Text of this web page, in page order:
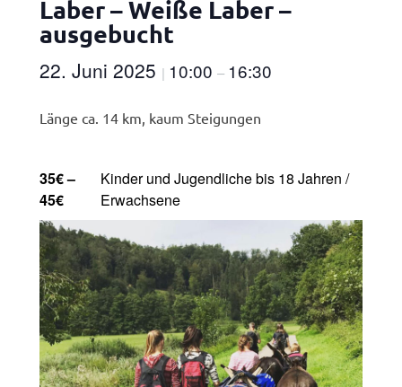
Laber – Weiße Laber –
ausgebucht
22. Juni 2025 | 10:00 – 16:30
Länge ca. 14 km, kaum Steigungen
35€ –
45€
Kinder und Jugendliche bis 18 Jahren /
Erwachsene